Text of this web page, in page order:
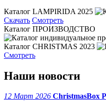
Каталог LAMPIRIDA 2025
Скачать Смотреть
Каталог ПРОИЗВОДСТВО
Каталог CHRISTMAS 2023
Смотреть
Наши новости
12 Март 2026 ChristmasBox